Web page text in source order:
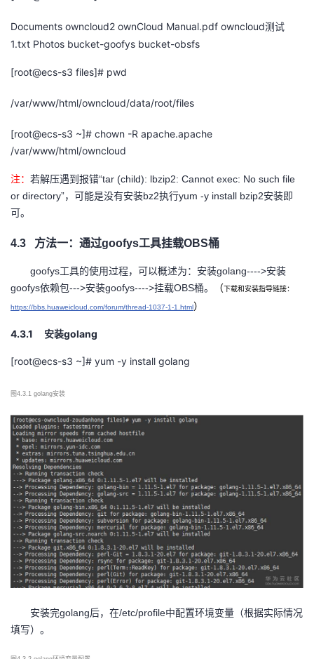
Documents owncloud2 ownCloud Manual.pdf owncloud测试
1.txt Photos bucket-goofys bucket-obsfs
[root@ecs-s3 files]# pwd
/var/www/html/owncloud/data/root/files
[root@ecs-s3 ~]# chown -R apache.apache
/var/www/html/owncloud
注： 若解压遇到报错“tar (child): lbzip2: Cannot exec: No such file
or directory”，可能是没有安装bz2执行yum -y install bzip2安装即
可。
4.3 方法一：通过goofys工具挂载OBS桶
goofys工具的使用过程，可以概述为：安装golang---->安装
goofys依赖包--->安装goofys---->挂载OBS桶。
（下载和安装指导链接：
https://bbs.huaweicloud.com/forum/thread-1037-1-1.html）
4.3.1 安装golang
[root@ecs-s3 ~]# yum -y install golang
图 4.3.1 golang安装
安装完golang后，在/etc/profile中配置环境变量（根据实际情况
填写）。